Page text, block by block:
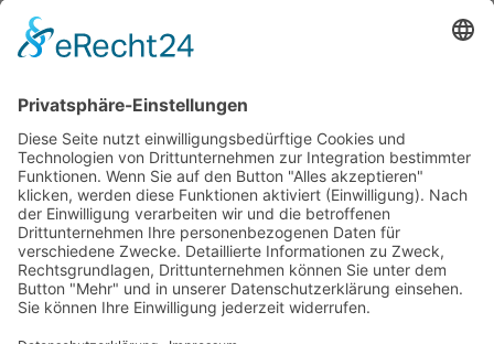
Telefon:
E-Mail:info@moebel-wiemer.de
Öffnungszeiten
Montag – Freitag 10 – 19 Uhr
Samstag 9 – 18 Uhr
Das Unternehmen